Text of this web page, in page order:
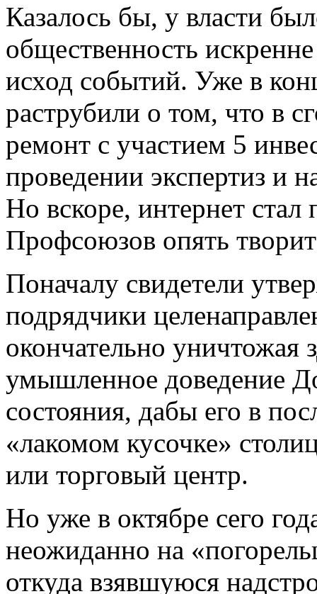
Казалось бы, у власти
общественность
исход событий. Уже в
раструбили о том, что в
ремонт с участием 5
проведении экспертиз и
Но вскоре, интернет
Профсоюзов опять
Поначалу свидетели
подрядчики
окончательно уничтожая
умышленное доведение
состояния, дабы его в
«лакомом кусочке»
или торговый центр.
Но уже в октябре сего
неожиданно на
откуда взявшуюся